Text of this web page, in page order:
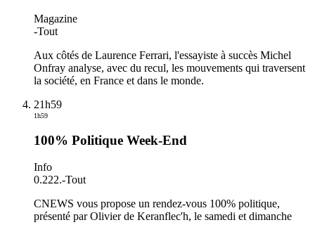
Magazine
-Tout
Aux côtés de Laurence Ferrari, l'essayiste à succès Michel
Onfray analyse, avec du recul, les mouvements qui traversent
la société, en France et dans le monde.
21h59
1h59
100% Politique Week-End
Info
0.222.-Tout
CNEWS vous propose un rendez-vous 100% politique,
présenté par Olivier de Keranflec'h, le samedi et dimanche